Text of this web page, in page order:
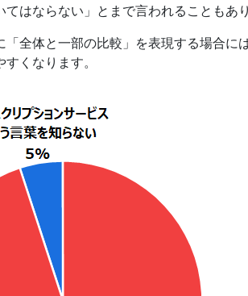
はならない」とまで言われることもあ
全体と一部の比較」を表現する場合に
くなります。